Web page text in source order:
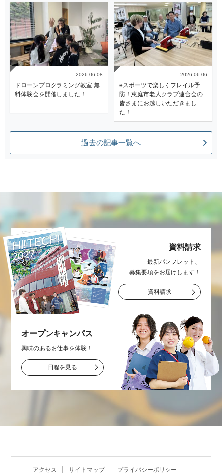
2026.06.08
ドローンプログラミング教室 無
料体験会を開催しました！
2026.06.06
eスポーツで楽しくフレイル予
防！恵庭市老人クラブ連合会の
皆さまにお越しいただきまし
た！
過去の記事一覧へ
資料請求
最新パンフレット、
募集要項をお届け します！
資料請求
オープンキャンパス
興味のあるお仕事を体験！
日程を見る
アクセス サイトマップ プライバシーポリシー